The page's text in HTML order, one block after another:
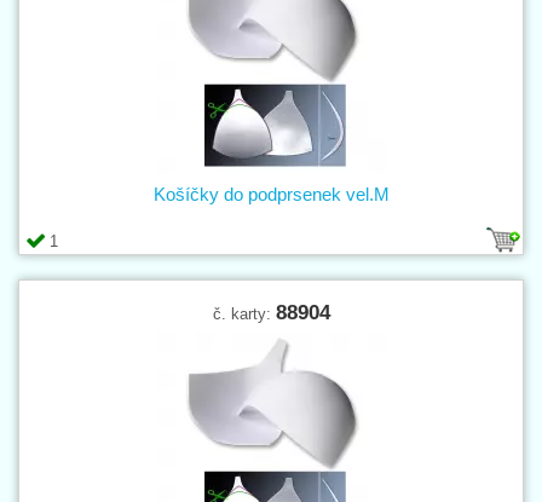
1
Košíčky do podprsenek vel.M
č. karty: 88904